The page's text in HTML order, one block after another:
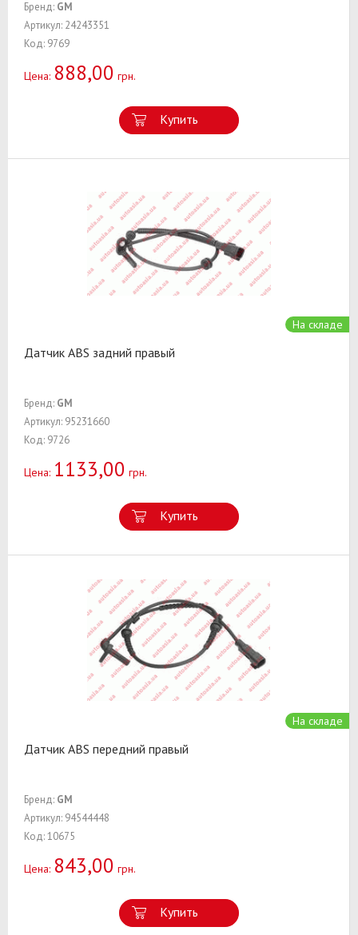
Бренд: GM
Артикул: 24243351
Код: 9769
Цена: 888,00 грн.
Купить
На складе
Датчик ABS задний правый
Бренд: GM
Артикул: 95231660
Код: 9726
Цена: 1133,00 грн.
Купить
На складе
Датчик ABS передний правый
Бренд: GM
Артикул: 94544448
Код: 10675
Цена: 843,00 грн.
Купить